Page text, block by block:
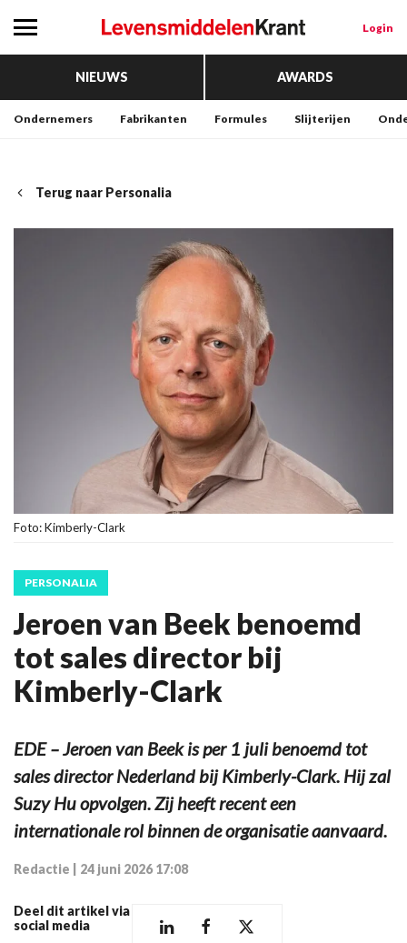
Login
NIEUWS AWARDS
Ondernemers Fabrikanten Formules Slijterijen
Terug naar Personalia
Foto: Kimberly-Clark
PERSONALIA
Jeroen van Beek benoemd
tot sales director bij
Kimberly-Clark
EDE – Jeroen van Beek is per 1 juli benoemd tot
sales director Nederland bij Kimberly-Clark. Hij zal
Suzy Hu opvolgen. Zij heeft recent een
internationale rol binnen de organisatie aanvaard.
Redactie 24 juni 2026 17:08
Deel dit artikel via
social media